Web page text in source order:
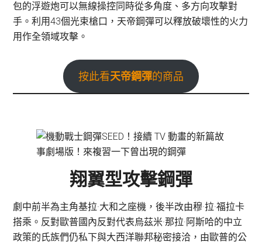
包的浮遊炮可以無線操控同時從多角度、多方向攻擊對
手。利用43個光束槍口，天帝鋼彈可以釋放破壞性的火力
用作全領域攻擊。
按此看天帝鋼彈的商品
翔翼型攻擊鋼彈
劇中前半為主角基拉·大和之座機，後半改由穆·拉·福拉卡
搭乘。反對歐普國內反對代表烏茲米·那拉·阿斯哈的中立
政策的氏族們仍私下與大西洋聯邦秘密接洽，由歐普的公